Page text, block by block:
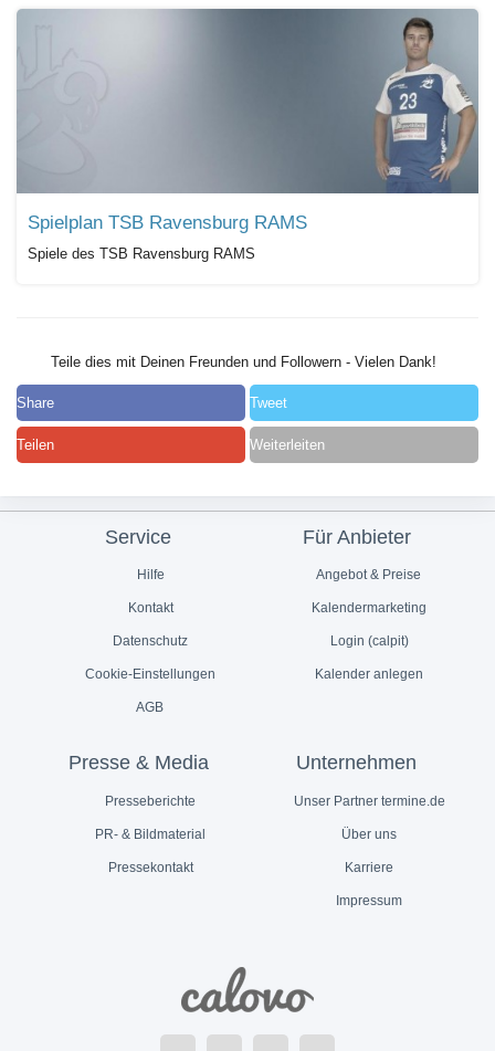
Spielplan TSB Ravensburg RAMS
Spiele des TSB Ravensburg RAMS
Teile dies mit Deinen Freunden und Followern - Vielen Dank!
Share Tweet
Teilen Weiterleiten
Service
Hilfe
Kontakt
Datenschutz
Cookie-Einstellungen
AGB
Für Anbieter
Angebot & Preise
Kalendermarketing
Login (calpit)
Kalender anlegen
Presse & Media
Presseberichte
PR- & Bildmaterial
Pressekontakt
Unternehmen
Unser Partner termine.de
Über uns
Karriere
Impressum